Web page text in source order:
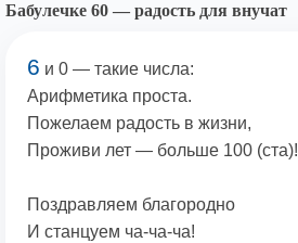
Бабулечке 60 — радость для внучат
6 и 0 — такие числа:
Арифметика проста.
Пожелаем радость в жизни,
Проживи лет — больше 100 (ста)!
Поздравляем благородно
И станцуем ча-ча-ча!